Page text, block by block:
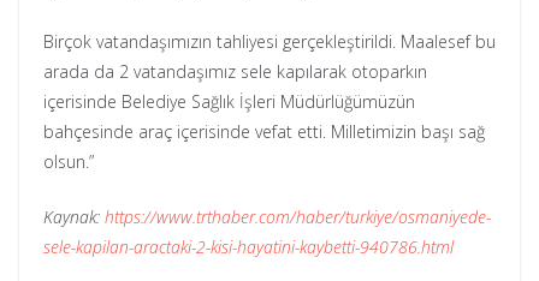
Birçok vatandaşımızın tahliyesi gerçekleştirildi. Maalesef bu
arada da 2 vatandaşımız sele kapılarak otoparkın
içerisinde Belediye Sağlık İşleri Müdürlüğümüzün
bahçesinde araç içerisinde vefat etti. Milletimizin başı sağ
olsun.”
Kaynak: https://www.trthaber.com/haber/turkiye/osmaniyede-
sele-kapilan-aractaki-2-kisi-hayatini-kaybetti-940786.html